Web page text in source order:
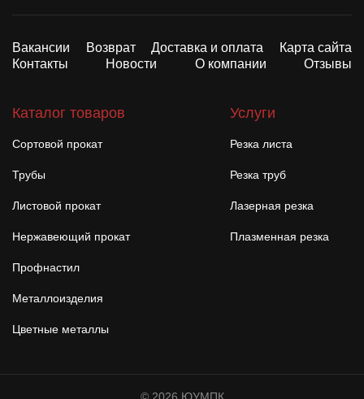
Вакансии Возврат Доставка и оплата
Карта сайта
Контакты
Новости О компании Отзывы
Каталог товаров
Сортовой прокат
Трубы
Листовой прокат
Нержавеющий прокат
Профнастил
Металлоизделия
Цветные металлы
Услуги
Резка листа
Резка труб
Лазерная резка
Плазменная резка